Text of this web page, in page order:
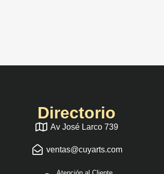
Directorio
Av José Larco 739
ventas@cuyarts.com